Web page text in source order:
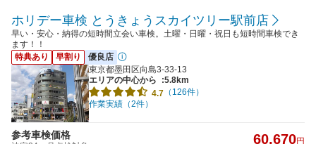
ホリデー車検 とうきょうスカイツリー駅前店
早い・安心・納得の短時間立会い車検。土曜・日曜・祝日も短時間車検でき
ます！！
特典あり
早割り
優良店
東京都墨田区向島3-33-13
エリアの中心から
:5.8km
4.7 （126件）
作業実績（2件）
参考車検価格 60,670円